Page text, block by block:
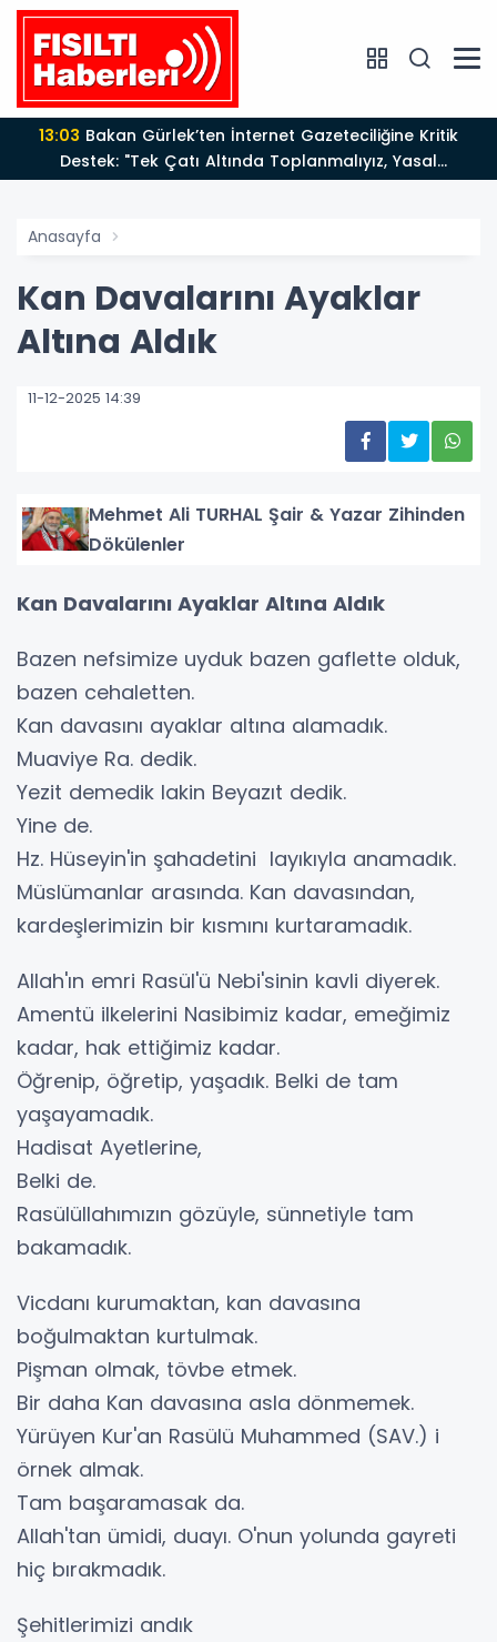
13:03
Destek: "Tek Çatı Altında Toplanmalıyız, Yasal
Düzenlemeye Hazırız"
Anasayfa
Kan Davalarını Ayaklar
Altına Aldık
11-12-2025 14:39
Mehmet Ali TURHAL Şair & Yazar Zihinden
Dökülenler
Kan Davalarını Ayaklar Altına Aldık
Bazen nefsimize uyduk bazen gaflette olduk,
bazen cehaletten.
Kan davasını ayaklar altına alamadık.
Muaviye Ra. dedik.
Yezit demedik lakin Beyazıt dedik.
Yine de.
Hz. Hüseyin'in şahadetini layıkıyla anamadık.
Müslümanlar arasında. Kan davasından,
kardeşlerimizin bir kısmını kurtaramadık.
Allah'ın emri Rasül'ü Nebi'sinin kavli diyerek.
Amentü ilkelerini Nasibimiz kadar, emeğimiz
kadar, hak ettiğimiz kadar.
Öğrenip, öğretip, yaşadık. Belki de tam
yaşayamadık.
Hadisat Ayetlerine,
Belki de.
Rasülüllahımızın gözüyle, sünnetiyle tam
bakamadık.
Vicdanı kurumaktan, kan davasına
boğulmaktan kurtulmak.
Pişman olmak, tövbe etmek.
Bir daha Kan davasına asla dönmemek.
Yürüyen Kur'an Rasülü Muhammed (SAV.) i
örnek almak.
Tam başaramasak da.
Allah'tan ümidi, duayı. O'nun yolunda gayreti
hiç bırakmadık.
Şehitlerimizi andık